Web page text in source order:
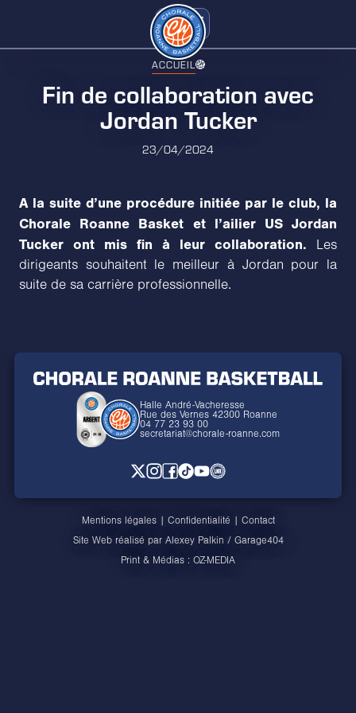
ACCUEIL
Fin de collaboration avec
Jordan Tucker
23/04/2024
A la suite d’une procédure initiée par le club, la
Chorale Roanne Basket et l’ailier US Jordan
Tucker ont mis fin à leur collaboration. Les
dirigeants souhaitent le meilleur à Jordan pour la
suite de sa carrière professionnelle.
Halle André-Vacheresse
Rue des Vernes 42300 Roanne
04 77 23 93 00
secretariat@chorale-roanne.com
Mentions légales| Confidentialité | Contact
Site Web réalisé par Alexey Palkin / Garage404
Print & Médias : OZ-MEDIA